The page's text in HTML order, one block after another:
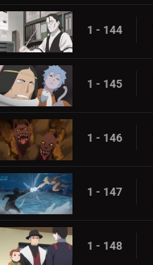
1 - 144
1 - 145
1 - 146
1 - 147
1 - 148